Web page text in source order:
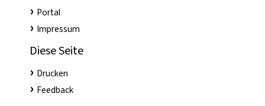
Portal
Impressum
Diese Seite
Drucken
Feedback